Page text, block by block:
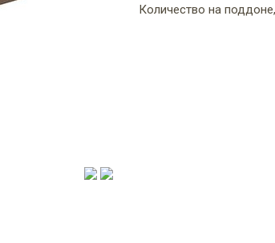
Количество на